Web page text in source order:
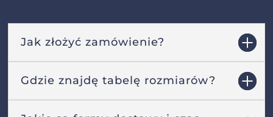
Jak złożyć zamówienie?
Gdzie znajdę tabelę rozmiarów?